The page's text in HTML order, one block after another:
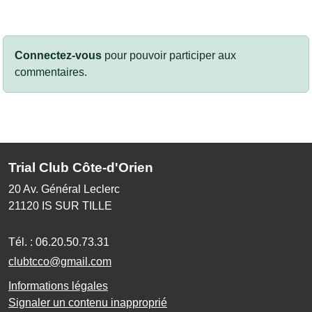
Connectez-vous pour pouvoir participer aux
commentaires.
Trial Club Côte-d'Orien
20 Av. Général Leclerc
21120 IS SUR TILLE
Tél. : 06.20.50.73.31
clubtcco@gmail.com
Informations légales
Signaler un contenu inapproprié